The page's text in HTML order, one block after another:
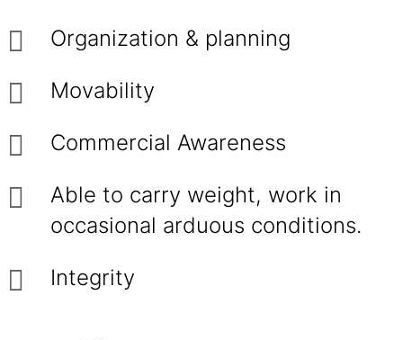
Organization & planning
Movability
Commercial Awareness
Able to carry weight, work in
occasional arduous conditions.
Integrity